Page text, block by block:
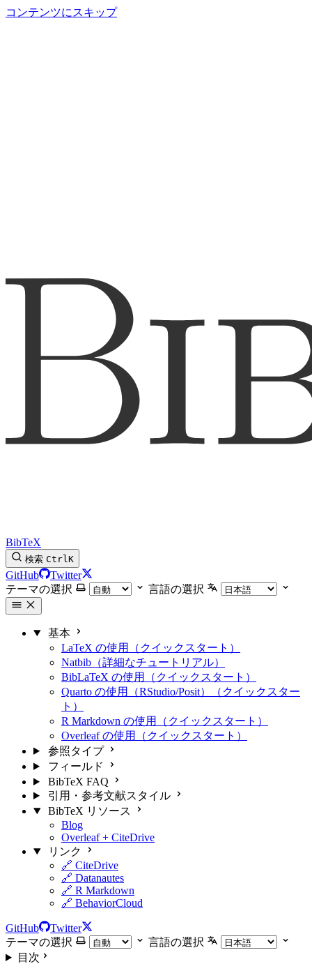
コンテンツにスキップ
BibTeX
検索 CtrlK
GitHub
Twitter
テーマの選択
言語の選択
基本
LaTeX の使用（クイックスタート）
Natbib（詳細なチュートリアル）
BibLaTeX の使用（クイックスタート）
Quarto の使用（RStudio/Posit）（クイックスター
ト）
R Markdown の使用（クイックスタート）
Overleaf の使用（クイックスタート）
参照タイプ
フィールド
BibTeX FAQ
引用・参考文献スタイル
BibTeX リソース
Blog
Overleaf + CiteDrive
リンク
🔗 CiteDrive
🔗 Datanautes
🔗 R Markdown
🔗 BehaviorCloud
GitHub
Twitter
テーマの選択
言語の選択
目次